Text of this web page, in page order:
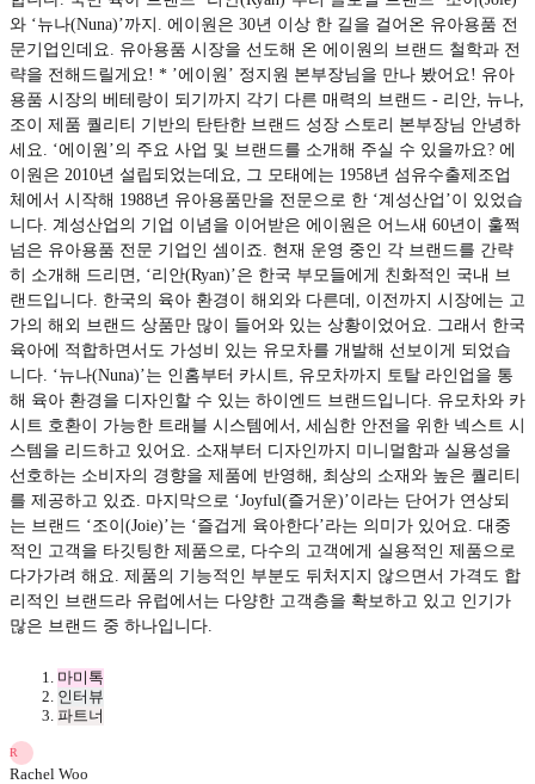
와 ‘뉴나(Nuna)’까지. 에이원은 30년 이상 한 길을 걸어온 유아용품 전
문기업인데요. 유아용품 시장을 선도해 온 에이원의 브랜드 철학과 전
략을 전해드릴게요! * ’에이원’ 정지원 본부장님을 만나 봤어요! 유아
용품 시장의 베테랑이 되기까지 각기 다른 매력의 브랜드 - 리안, 뉴나,
조이 제품 퀄리티 기반의 탄탄한 브랜드 성장 스토리 본부장님 안녕하
세요. ‘에이원’의 주요 사업 및 브랜드를 소개해 주실 수 있을까요? 에
이원은 2010년 설립되었는데요, 그 모태에는 1958년 섬유수출제조업
체에서 시작해 1988년 유아용품만을 전문으로 한 ‘계성산업’이 있었습
니다. 계성산업의 기업 이념을 이어받은 에이원은 어느새 60년이 훌쩍
넘은 유아용품 전문 기업인 셈이죠. 현재 운영 중인 각 브랜드를 간략
히 소개해 드리면, ‘리안(Ryan)’은 한국 부모들에게 친화적인 국내 브
랜드입니다. 한국의 육아 환경이 해외와 다른데, 이전까지 시장에는 고
가의 해외 브랜드 상품만 많이 들어와 있는 상황이었어요. 그래서 한국
육아에 적합하면서도 가성비 있는 유모차를 개발해 선보이게 되었습
니다. ‘뉴나(Nuna)’는 인홈부터 카시트, 유모차까지 토탈 라인업을 통
해 육아 환경을 디자인할 수 있는 하이엔드 브랜드입니다. 유모차와 카
시트 호환이 가능한 트래블 시스템에서, 세심한 안전을 위한 넥스트 시
스템을 리드하고 있어요. 소재부터 디자인까지 미니멀함과 실용성을
선호하는 소비자의 경향을 제품에 반영해, 최상의 소재와 높은 퀄리티
를 제공하고 있죠. 마지막으로 ‘Joyful(즐거운)’이라는 단어가 연상되
는 브랜드 ‘조이(Joie)’는 ‘즐겁게 육아한다’라는 의미가 있어요. 대중
적인 고객을 타깃팅한 제품으로, 다수의 고객에게 실용적인 제품으로
다가가려 해요. 제품의 기능적인 부분도 뒤처지지 않으면서 가격도 합
리적인 브랜드라 유럽에서는 다양한 고객층을 확보하고 있고 인기가
많은 브랜드 중 하나입니다.
마미톡
인터뷰
파트너
R
Rachel Woo